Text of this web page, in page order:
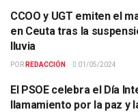
ACTUALIDAD
CCOO y UGT emiten el
en Ceuta tras la
lluvia
POR REDACCIÓN 01/05/2024
ACTUALIDAD
El PSOE celebra el Día
llamamiento por la paz y